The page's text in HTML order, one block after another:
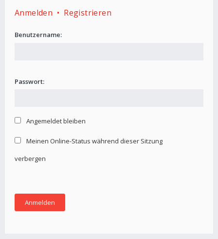
Anmelden • Registrieren
Benutzername:
Passwort:
Angemeldet bleiben
Meinen Online-Status während dieser Sitzung
verbergen